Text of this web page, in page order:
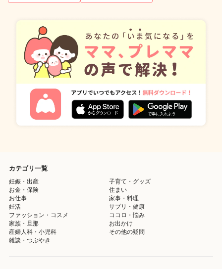
カテゴリ一覧
妊娠・出産
子育て・グッズ
お金・保険
住まい
お仕事
家事・料理
妊活
サプリ・健康
ファッション・コスメ
ココロ・悩み
家族・旦那
お出かけ
産婦人科・小児科
その他の疑問
雑談・つぶやき